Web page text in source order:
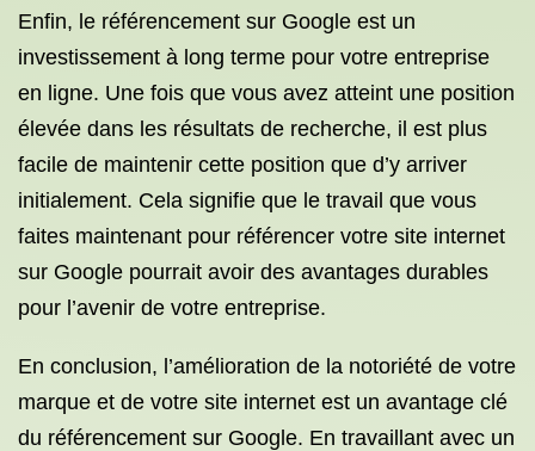
Enfin, le référencement sur Google est un
investissement à long terme pour votre entreprise
en ligne. Une fois que vous avez atteint une position
élevée dans les résultats de recherche, il est plus
facile de maintenir cette position que d’y arriver
initialement. Cela signifie que le travail que vous
faites maintenant pour référencer votre site internet
sur Google pourrait avoir des avantages durables
pour l’avenir de votre entreprise.
En conclusion, l’amélioration de la notoriété de votre
marque et de votre site internet est un avantage clé
du référencement sur Google. En travaillant avec un